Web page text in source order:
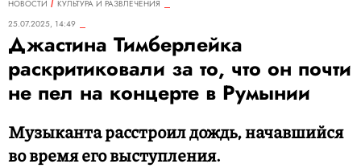
НОВОСТИ
КУЛЬТУРА И РАЗВЛЕЧЕНИЯ
25.07.2025, 14:49
Джастина Тимберлейка
раскритиковали за то, что он почти
не пел на концерте в Румынии
Музыканта расстроил дождь, начавшийся
во время его выступления.